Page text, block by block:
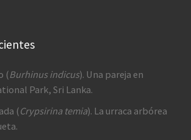
(Burhinus indicus). Una pareja en
Park, Sri Lanka.
(Crypsirina temia). La urraca arbórea